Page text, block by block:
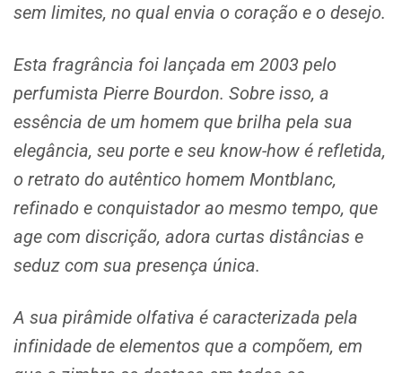
sem limites, no qual envia o coração e o desejo.
Esta fragrância foi lançada em 2003 pelo
perfumista Pierre Bourdon. Sobre isso, a
essência de um homem que brilha pela sua
elegância, seu porte e seu know-how é refletida,
o retrato do autêntico homem Montblanc,
refinado e conquistador ao mesmo tempo, que
age com discrição, adora curtas distâncias e
seduz com sua presença única.
A sua pirâmide olfativa é caracterizada pela
infinidade de elementos que a compõem, em